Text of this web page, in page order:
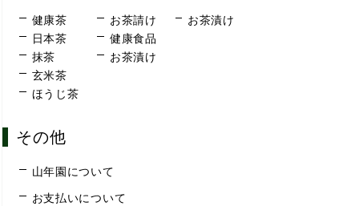
健康茶
日本茶
抹茶
玄米茶
ほうじ茶
お茶請け
健康食品
お茶漬け
お茶漬け
その他
山年園について
お支払いについて